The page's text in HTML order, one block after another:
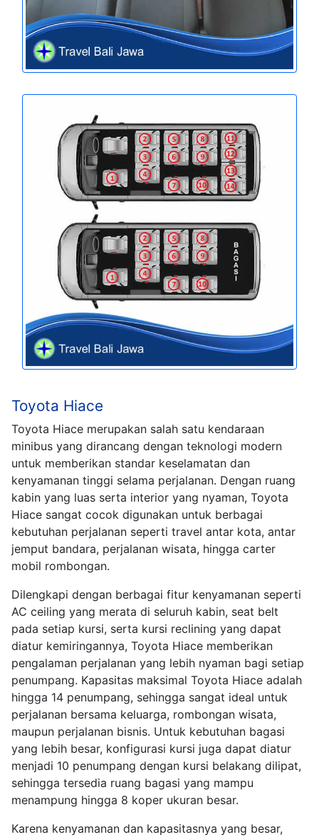
Toyota Hiace
Toyota Hiace merupakan salah satu kendaraan
minibus yang dirancang dengan teknologi modern
untuk memberikan standar keselamatan dan
kenyamanan tinggi selama perjalanan. Dengan ruang
kabin yang luas serta interior yang nyaman, Toyota
Hiace sangat cocok digunakan untuk berbagai
kebutuhan perjalanan seperti travel antar kota, antar
jemput bandara, perjalanan wisata, hingga carter
mobil rombongan.
Dilengkapi dengan berbagai fitur kenyamanan seperti
AC ceiling yang merata di seluruh kabin, seat belt
pada setiap kursi, serta kursi reclining yang dapat
diatur kemiringannya, Toyota Hiace memberikan
pengalaman perjalanan yang lebih nyaman bagi setiap
penumpang. Kapasitas maksimal Toyota Hiace adalah
hingga 14 penumpang, sehingga sangat ideal untuk
perjalanan bersama keluarga, rombongan wisata,
maupun perjalanan bisnis. Untuk kebutuhan bagasi
yang lebih besar, konfigurasi kursi juga dapat diatur
menjadi 10 penumpang dengan kursi belakang dilipat,
sehingga tersedia ruang bagasi yang mampu
menampung hingga 8 koper ukuran besar.
Karena kenyamanan dan kapasitasnya yang besar,